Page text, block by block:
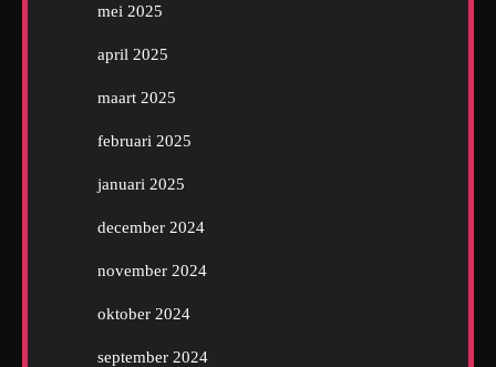
mei 2025
april 2025
maart 2025
februari 2025
januari 2025
december 2024
november 2024
oktober 2024
september 2024